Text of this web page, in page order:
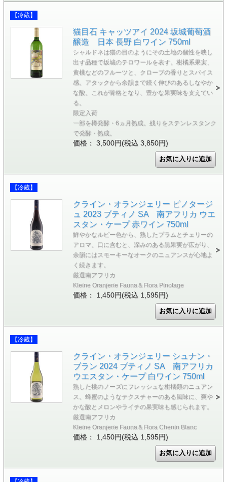
【冷蔵】
猫目石 キャッツアイ 2024 坂城葡萄酒
醸造 日本 長野 白ワイン 750ml
シャルドネは猫の目のようにその土地の個性を映し
出す品種で坂城のテロワールを表す。柑橘系果実、
黄桃などのフルーツと、クローブの香りとスパイス
感。アタックから余韻まで続く伸びのあるしなやか
な酸。これが骨格となり、豊かな果実味を支えてい
る。
限定入荷
一部を樽発酵・6ヵ月熟成。残りをステンレスタンク
で発酵・熟成。
価格： 3,500円(税込 3,850円)
【冷蔵】
クライン・オランジェリー ピノタージ
ュ 2023 ブティノ SA 南アフリカ ウエ
スタン・ケープ 赤ワイン 750ml
鮮やかなルビー色から、熟したプラムとチェリーの
アロマ。口に含むと、深みのある黒果実が広がり、
余韻にはスモーキーなオークのニュアンスが心地よ
く続きます。
厳選南アフリカ
Kleine Oranjerie Fauna＆Flora Pinotage
価格： 1,450円(税込 1,595円)
【冷蔵】
クライン・オランジェリー シュナン・
ブラン 2024 ブティノ SA 南アフリカ
ウエスタン・ケープ 白ワイン 750ml
熟した桃のノーズにフレッシュな柑橘類のニュアン
ス。蜂蜜のようなテクスチャーのある風味に、爽や
かな酸とメロンやライチの果実味も感じられます。
厳選南アフリカ
Kleine Oranjerie Fauna＆Flora Chenin Blanc
価格： 1,450円(税込 1,595円)